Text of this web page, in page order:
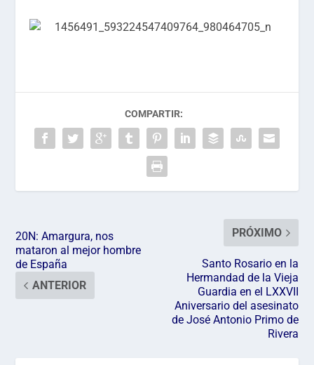
COMPARTIR:
20N: Amargura, nos
mataron al mejor hombre
de España
ANTERIOR
PRÓXIMO
Santo Rosario en la
Hermandad de la Vieja
Guardia en el LXXVII
Aniversario del asesinato
de José Antonio Primo de
Rivera